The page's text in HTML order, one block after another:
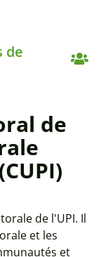
de
de
de l'UPI. Il
et les
et